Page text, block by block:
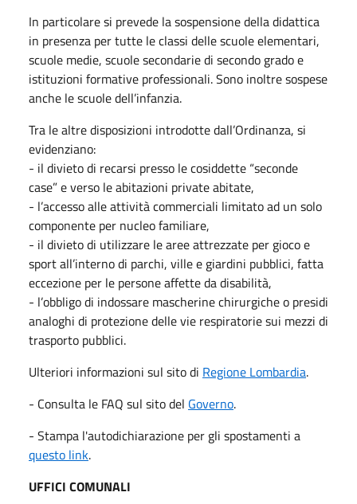
In particolare si prevede la sospensione della didattica
in presenza per tutte le classi delle scuole elementari,
scuole medie, scuole secondarie di secondo grado e
istituzioni formative professionali. Sono inoltre sospese
anche le scuole dell’infanzia.
Tra le altre disposizioni introdotte dall’Ordinanza, si
evidenziano:
- il divieto di recarsi presso le cosiddette “seconde
case” e verso le abitazioni private abitate,
- l’accesso alle attività commerciali limitato ad un solo
componente per nucleo familiare,
- il divieto di utilizzare le aree attrezzate per gioco e
sport all’interno di parchi, ville e giardini pubblici, fatta
eccezione per le persone affette da disabilità,
- l’obbligo di indossare mascherine chirurgiche o presidi
analoghi di protezione delle vie respiratorie sui mezzi di
trasporto pubblici.
Ulteriori informazioni sul sito di Regione Lombardia.
- Consulta le FAQ sul sito del Governo.
- Stampa l'autodichiarazione per gli spostamenti a
questo link.
UFFICI COMUNALI